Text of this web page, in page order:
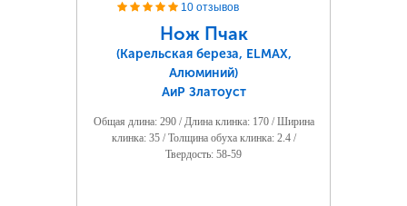
10 отзывов
Нож Пчак
(Карельская береза, ELMAX,
Алюминий)
АиР Златоуст
Общая длина: 290 / Длина клинка: 170 / Ширина
клинка: 35 / Толщина обуха клинка: 2.4 /
Твердость: 58-59